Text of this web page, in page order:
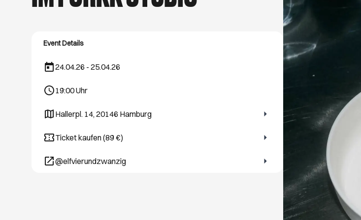
August. Viel Spaß beim Trödeln!
Event Details
24.04.26 - 25.04.26
19:00Uhr
Hallerpl. 14, 20146 Hamburg
Öffnet ein neues Browser-Tab
Ticket kaufen (89 €)
Öffnet ein neues Browser-Tab
@elfvierundzwanzig
Öffnet ein neues Browser-Tab